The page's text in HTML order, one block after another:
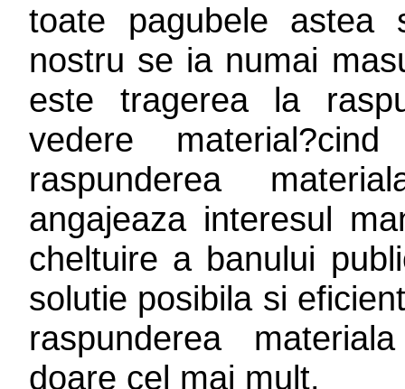
toate pagubele astea
nostru se ia numai
este tragerea la
vedere
raspunderea
angajeaza interesul
cheltuire a banului
solutie posibila si
raspunderea
doare cel mai mult.